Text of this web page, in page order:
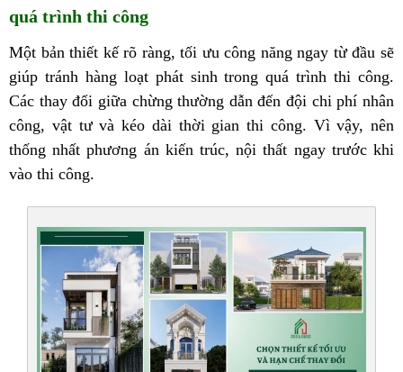
quá trình thi công
Một bản thiết kế rõ ràng, tối ưu công năng ngay từ đầu sẽ
giúp tránh hàng loạt phát sinh trong quá trình thi công.
Các thay đổi giữa chừng thường dẫn đến đội chi phí nhân
công, vật tư và kéo dài thời gian thi công. Vì vậy, nên
thống nhất phương án kiến trúc, nội thất ngay trước khi
vào thi công.